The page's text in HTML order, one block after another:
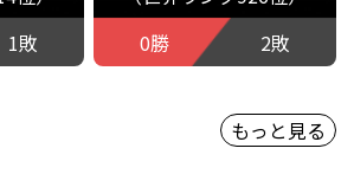
1敗
0勝
2敗
もっと見る